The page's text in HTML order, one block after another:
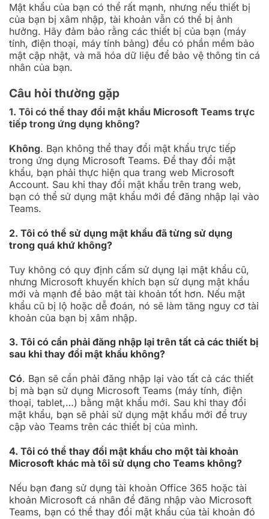
Mật khẩu của bạn có thể rất mạnh, nhưng nếu thiết bị
của bạn bị xâm nhập, tài khoản vẫn có thể bị ảnh
hưởng. Hãy đảm bảo rằng các thiết bị của bạn (máy
tính, điện thoại, máy tính bảng) đều có phần mềm bảo
mật cập nhật, và mã hóa dữ liệu để bảo vệ thông tin cá
nhân của bạn.
Câu hỏi thường gặp
1. Tôi có thể thay đổi mật khẩu Microsoft Teams trực
tiếp trong ứng dụng không?
Không. Bạn không thể thay đổi mật khẩu trực tiếp
trong ứng dụng Microsoft Teams. Để thay đổi mật
khẩu, bạn phải thực hiện qua trang web Microsoft
Account. Sau khi thay đổi mật khẩu trên trang web,
bạn có thể sử dụng mật khẩu mới để đăng nhập lại vào
Teams.
2. Tôi có thể sử dụng mật khẩu đã từng sử dụng
trong quá khứ không?
Tuy không có quy định cấm sử dụng lại mật khẩu cũ,
nhưng Microsoft khuyến khích bạn sử dụng mật khẩu
mới và mạnh để bảo mật tài khoản tốt hơn. Nếu mật
khẩu cũ bị lộ hoặc dễ đoán, nó sẽ làm tăng nguy cơ tài
khoản của bạn bị xâm nhập.
3. Tôi có cần phải đăng nhập lại trên tất cả các thiết bị
sau khi thay đổi mật khẩu không?
Có. Bạn sẽ cần phải đăng nhập lại vào tất cả các thiết
bị mà bạn sử dụng Microsoft Teams (máy tính, điện
thoại, tablet,…) bằng mật khẩu mới. Sau khi thay đổi
mật khẩu, bạn sẽ phải sử dụng mật khẩu mới để truy
cập vào Teams trên các thiết bị của mình.
4. Tôi có thể thay đổi mật khẩu cho một tài khoản
Microsoft khác mà tôi sử dụng cho Teams không?
Nếu bạn đang sử dụng tài khoản Office 365 hoặc tài
khoản Microsoft cá nhân để đăng nhập vào Microsoft
Teams, bạn có thể thay đổi mật khẩu của tài khoản đó